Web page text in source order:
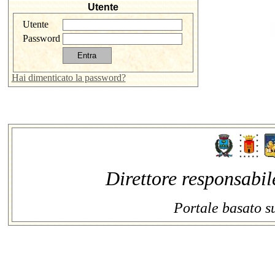
Utente
Utente
Password
Hai dimenticato la password?
Direttore
Portale basato